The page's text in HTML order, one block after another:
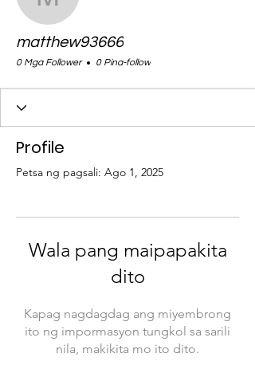
matthew93666
matthew93666
0 Mga Follower 0 Pina-follow
Profile
Petsa ng pagsali: Ago 1, 2025
Wala pang maipapakita
dito
Kapag nagdagdag ang miyembrong
ito ng impormasyon tungkol sa sarili
nila, makikita mo ito dito.